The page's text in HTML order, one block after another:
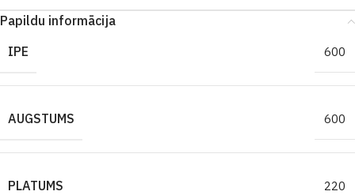
Papildu informācija
IPE
600
AUGSTUMS 600
PLATUMS 220